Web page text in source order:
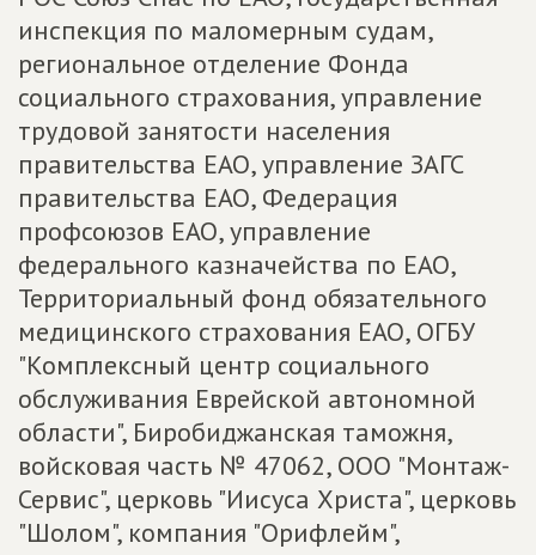
инспекция по маломерным судам,
региональное отделение Фонда
социального страхования, управление
трудовой занятости населения
правительства ЕАО, управление ЗАГС
правительства ЕАО, Федерация
профсоюзов ЕАО, управление
федерального казначейства по ЕАО,
Территориальный фонд обязательного
медицинского страхования ЕАО, ОГБУ
"Комплексный центр социального
обслуживания Еврейской автономной
области", Биробиджанская таможня,
войсковая часть № 47062, ООО "Монтаж-
Сервис", церковь "Иисуса Христа", церковь
"Шолом", компания "Орифлейм",